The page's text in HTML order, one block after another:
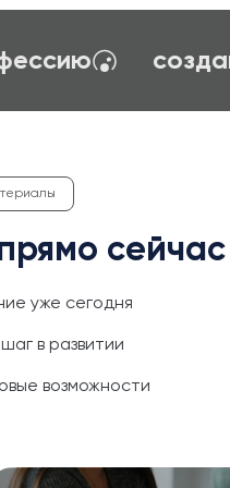
сейчас
уже сегодня
в развитии
возможности